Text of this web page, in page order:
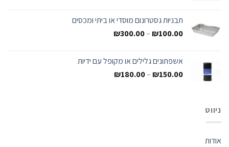
תבניות גסטרונום מוסדי או ביתי ומכסים
₪100.00
–
₪300.00
אשפתונים גלילים או מקופל עם ידיות
₪150.00
–
₪180.00
ניווט
אודות